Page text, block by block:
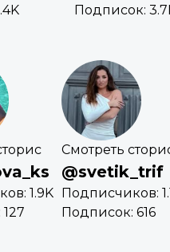
Подписок:
1.9K
Смотреть
@svetik_trif
Подписчиков:
Подписок: 616